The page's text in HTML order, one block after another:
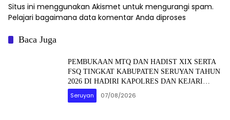
Situs ini menggunakan Akismet untuk mengurangi spam.
Pelajari bagaimana data komentar Anda diproses
Baca Juga
PEMBUKAAN MTQ DAN HADIST XIX SERTA
FSQ TINGKAT KABUPATEN SERUYAN TAHUN
2026 DI HADIRI KAPOLRES DAN KEJARI
SERUYAN
Seruyan 07/08/2026